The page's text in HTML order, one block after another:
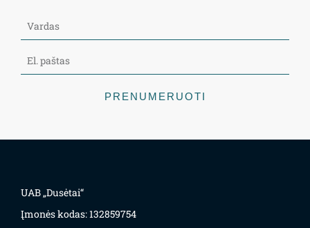
PRENUMERUOTI
UAB „Dusėtai“
Įmonės kodas: 132859754